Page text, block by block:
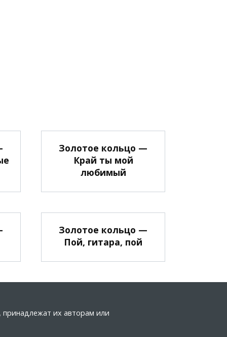
Золотое кольцо —
Край ты мой
любимый
Золотое кольцо —
Пой, гитара, пой
принадлежат их авторам или